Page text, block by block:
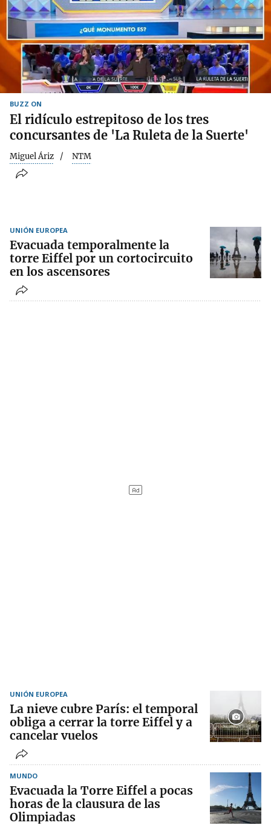
BUZZ ON
El ridículo estrepitoso de los tres
concursantes de 'La Ruleta de la Suerte'
Miguel Áriz NTM
UNIÓN EUROPEA
Evacuada temporalmente la
torre Eiffel por un cortocircuito
en los ascensores
UNIÓN EUROPEA
La nieve cubre París: el temporal
obliga a cerrar la torre Eiffel y a
cancelar vuelos
MUNDO
Evacuada la Torre Eiffel a pocas
horas de la clausura de las
Olimpiadas